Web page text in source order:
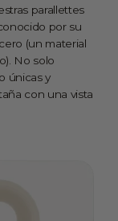
parallettes
por su
(un material
No solo
únicas y
con una vista